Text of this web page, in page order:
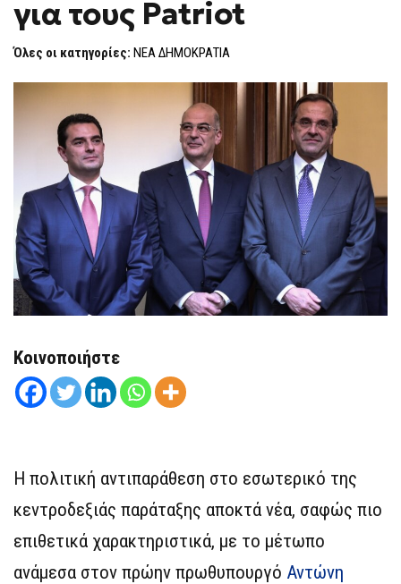
ΔΈΝΔΙΑ
ΓΙΑ
PATRIOT
για τους Patriot
Όλες οι κατηγορίες: ΝΕΑ ΔΗΜΟΚΡΑΤΙΑ
Κοινοποιήστε
Η πολιτική αντιπαράθεση στο εσωτερικό της
κεντροδεξιάς παράταξης αποκτά νέα, σαφώς πιο
επιθετικά χαρακτηριστικά, με το μέτωπο
ανάμεσα στον πρώην πρωθυπουργό Αντώνη